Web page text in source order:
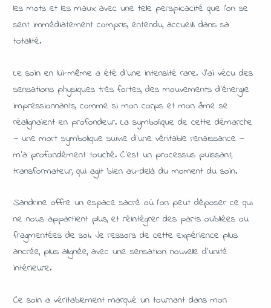
les mots et les maux avec une telle perspicacité que l’on se
sent immédiatement compris, entendu, accueilli dans sa
totalité.
Le soin en lui-même a été d’une intensité rare. J’ai vécu des
sensations physiques très fortes, des mouvements d’énergie
impressionnants, comme si mon corps et mon âme se
réalignaient en profondeur. La symbolique de cette démarche
— une mort symbolique suivie d’une véritable renaissance —
m’a profondément touché. C’est un processus puissant,
transformateur, qui agit bien au-delà du moment du soin.
Sandrine offre un espace sacré où l’on peut déposer ce qui
ne nous appartient plus, et réintégrer des parts oubliées ou
fragmentées de soi. Je ressors de cette expérience plus
ancrée, plus alignée, avec une sensation nouvelle d’unité
intérieure.
Ce soin a véritablement marqué un tournant dans mon